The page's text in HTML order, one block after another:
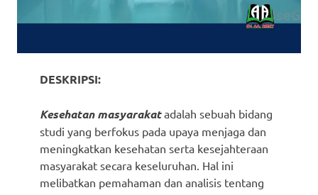
DESKRIPSI:
Kesehatan masyarakatadalah sebuah bidang
studi yang berfokus pada upaya menjaga dan
meningkatkan kesehatan serta kesejahteraan
masyarakat secara keseluruhan. Hal ini
melibatkan pemahaman dan analisis tentang